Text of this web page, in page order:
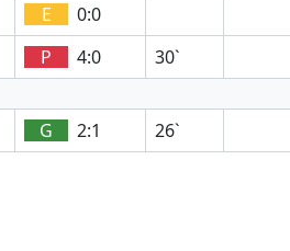
E
0:0
P 4:0
30`
G 2:1 26`